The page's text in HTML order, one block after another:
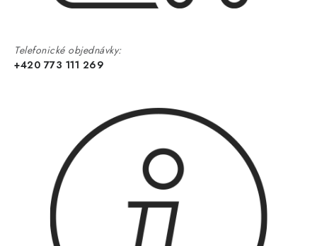
Telefonické objednávky:
+420 773 111 269